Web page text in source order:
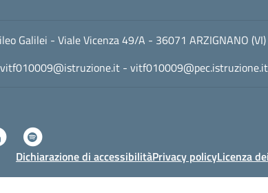
Galilei - Viale Vicenza 49/A - 36071
vitf010009@istruzione.it - vitf010009@pec.istruzione.it
Dichiarazione di accessibilitàPrivacy policyLicenza